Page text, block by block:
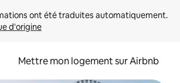
d'origine
Mettre mon logement sur Airbnb